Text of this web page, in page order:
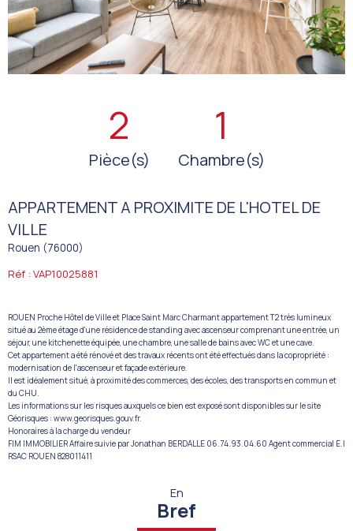
2
Pièce(s)
1
Chambre(s)
APPARTEMENT A PROXIMITE DE L'HOTEL DE
VILLE
Rouen (76000)
Réf : VAP10025881
ROUEN Proche Hôtel de Ville et Place Saint Marc Charmant appartement T2 très lumineux
situé au 2ème étage d'une résidence de standing avec ascenseur comprenant une entrée, un
séjour, une kitchenette équipée, une chambre, une salle de bains avec WC et une cave.
Cet appartement a été rénové et des travaux récents ont été effectués dans la copropriété :
modernisation de l'ascenseur et façade extérieure.
Il est idéalement situé, à proximité des commerces, des écoles, des transports en commun et
du CHU.
Les informations sur les risques auxquels ce bien est exposé sont disponibles sur le site
Géorisques : www.georisques.gouv.fr.
Honoraires à la charge du vendeur
FIM IMMOBILIER Affaire suivie par Jonathan BERDALLE 06.74.93.04.60 Agent commercial E.I
RSAC ROUEN 828011411
En
Bref